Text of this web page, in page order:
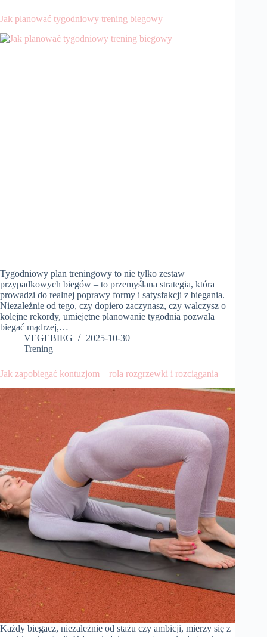
Jak planować tygodniowy trening biegowy
Tygodniowy plan treningowy to nie tylko zestaw
przypadkowych biegów – to przemyślana strategia, która
prowadzi do realnej poprawy formy i satysfakcji z biegania.
Niezależnie od tego, czy dopiero zaczynasz, czy walczysz o
kolejne rekordy, umiejętne planowanie tygodnia pozwala
biegać mądrzej,…
VEGEBIEG
2025-10-30
Trening
Jak zapobiegać kontuzjom – rola rozgrzewki i rozciągania
Każdy biegacz, niezależnie od stażu czy ambicji, mierzy się z